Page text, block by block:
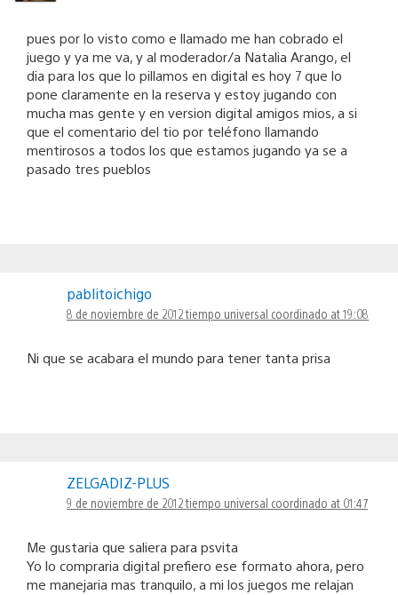
pues por lo visto como e llamado me han cobrado el
juego y ya me va, y al moderador/a Natalia Arango, el
dia para los que lo pillamos en digital es hoy 7 que lo
pone claramente en la reserva y estoy jugando con
mucha mas gente y en version digital amigos mios, a si
que el comentario del tio por teléfono llamando
mentirosos a todos los que estamos jugando ya se a
pasado tres pueblos
pablitoichigo
8 de noviembre de 2012 tiempo universal coordinado at 19:08
Ni que se acabara el mundo para tener tanta prisa
ZELGADIZ-PLUS
9 de noviembre de 2012 tiempo universal coordinado at 01:47
Me gustaria que saliera para psvita
Yo lo compraria digital prefiero ese formato ahora, pero
me manejaria mas tranquilo, a mi los juegos me relajan